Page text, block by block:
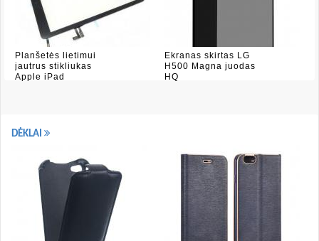
Planšetės lietimui
jautrus stikliukas
Apple iPad
Ekranas skirtas LG
H500 Magna juodas
HQ
DĖKLAI